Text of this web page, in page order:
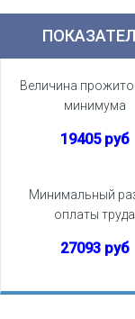
Величина
минимума
19405 руб
Минимальный
оплаты труда
27093 руб